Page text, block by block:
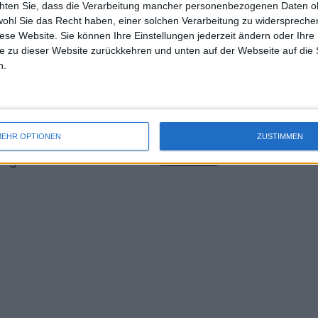
Sie, dass die Verarbeitung mancher personenbezogenen Daten
Sie das Recht haben, einer solchen Verarbeitung zu
Website. Sie können Ihre Einstellungen jederzeit ändern oder Ihre
zu dieser Website zurückkehren und unten auf der Webseite auf die
OPTIONEN ZUSTIMMEN
reagieren verärgert
den Österreicher Sebastian
Open gesichert. In der Runde der
der letzten 32 bereits sicher,
mit 7:5, 7:6 in drei Sätzen besiegt hat.
auf die AmerikanerinJennifer
uss
mal
des